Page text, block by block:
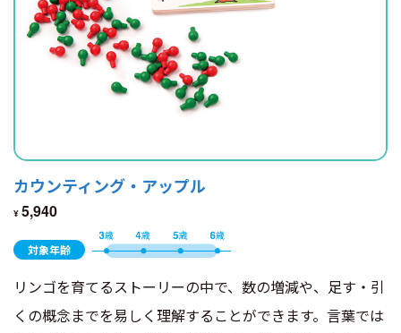
カウンティング・アップル
¥ 5,940
対象年齢
リンゴを育てるストーリーの中で、数の増減や、足す・引
くの概念までを易しく理解することができます。言葉では